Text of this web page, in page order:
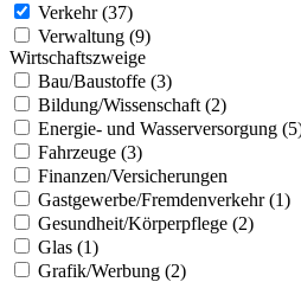
Verkehr (37)
Verwaltung (9)
Wirtschaftszweige
Bau/Baustoffe (3)
Bildung/Wissenschaft (2)
Energie- und Wasserversorgung
Fahrzeuge (3)
Finanzen/Versicherungen
Gastgewerbe/Fremdenverkehr (1)
Gesundheit/Körperpflege (2)
Glas (1)
Grafik/Werbung (2)